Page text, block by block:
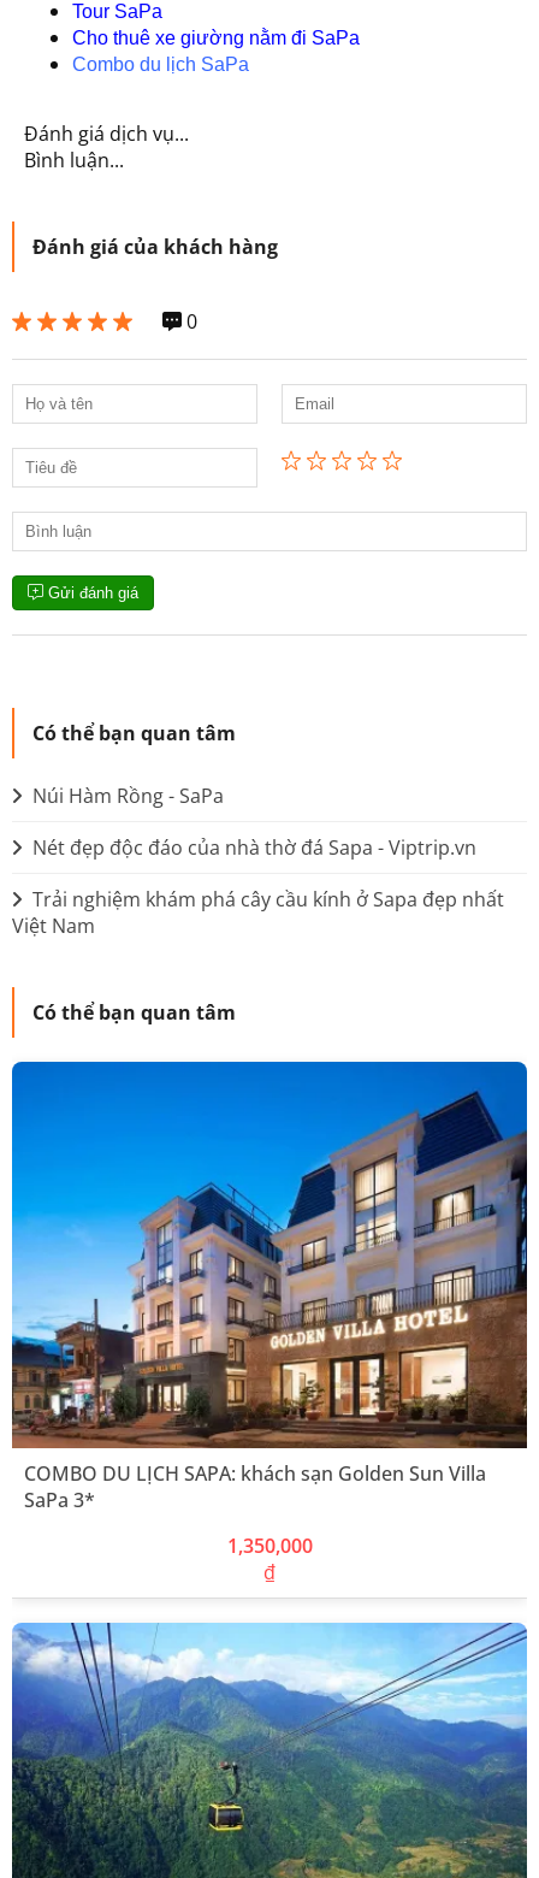
Tour SaPa
Cho thuê xe giường nằm đi SaPa
Combo du lịch SaPa
Đánh giá dịch vụ...
Bình luận...
Đánh giá của khách hàng
0
Gửi đánh giá
Có thể bạn quan tâm
Núi Hàm Rồng - SaPa
Nét đẹp độc đáo của nhà thờ đá Sapa - Viptrip.vn
Trải nghiệm khám phá cây cầu kính ở Sapa đẹp nhất
Việt Nam
Có thể bạn quan tâm
COMBO DU LỊCH SAPA: khách sạn Golden Sun Villa
SaPa 3*
1,350,000
₫